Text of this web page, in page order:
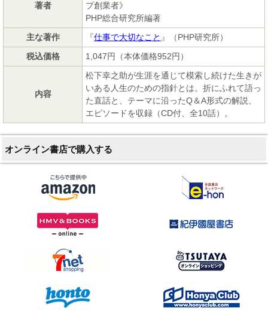
著者
プ創業者》
PHP総合研究所編著
主な著作
『仕事で大切なこと 』（PHP研究所）
税込価格
1,047円（本体価格952円）
内容
松下幸之助が生涯を通じて模索し続けた生きが
いある人生のための指針とは。折にふれて語っ
た直話と、テーマに沿ったQ＆A形式の解説、
エピソードを収録（CD付、全10話）。
オンライン書店で購入する